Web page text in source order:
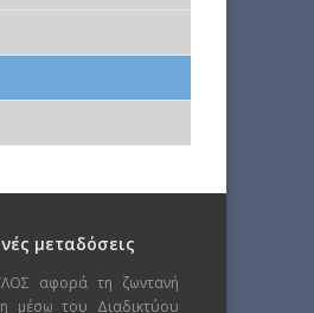
μεταδόσεις
αφορά τη ζωντανή
μέσω του Διαδικτύου